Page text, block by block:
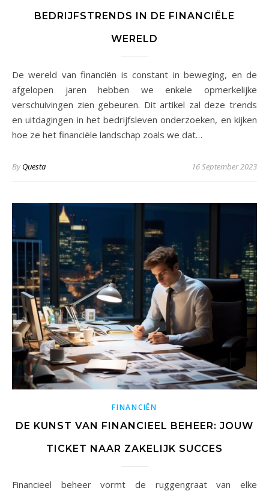
BEDRIJFSTRENDS IN DE FINANCIËLE
WERELD
De wereld van financiën is constant in beweging, en de
afgelopen jaren hebben we enkele opmerkelijke
verschuivingen zien gebeuren. Dit artikel zal deze trends
en uitdagingen in het bedrijfsleven onderzoeken, en kijken
hoe ze het financiële landschap zoals we dat…
ByQuesta 16 September 2023
FINANCIËN
DE KUNST VAN FINANCIEEL BEHEER: JOUW
TICKET NAAR ZAKELIJK SUCCES
Financieel beheer vormt de ruggengraat van elke